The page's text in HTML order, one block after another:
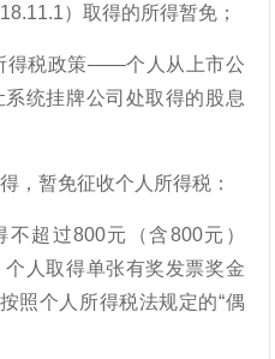
）取得的所得暂免；
得税政策——个人从上市公
统挂牌公司处取得的股息
，暂免征收个人所得税：
超过800元（含800元）
人取得单张有奖发票奖金
照个人所得税法规定的“偶